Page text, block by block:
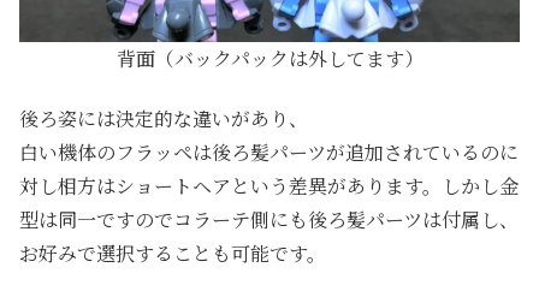
背面（バックパックは外してます）
後ろ姿には決定的な違いがあり、
白い機体のフラッペは後ろ髪パーツが追加されているのに
対し相方はショートヘアという差異があります。しかし金
型は同一ですのでコラーテ側にも後ろ髪パーツは付属し、
お好みで選択することも可能です。